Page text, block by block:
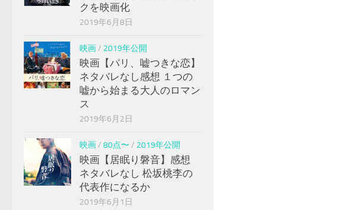
クを映画化
2019年6月8日
映画/ 2019年公開
映画【パリ、嘘つきな恋】
ネタバレなし感想 １つの
嘘から始まる大人のロマン
ス
2019年6月2日
映画/ 80点〜 / 2019年公開
映画【居眠り磐音】感想
ネタバレなし 松坂桃李の
代表作になるか
2019年6月1日